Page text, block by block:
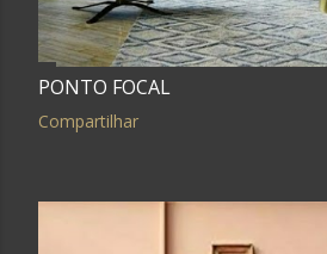
PONTO FOCAL
Compartilhar